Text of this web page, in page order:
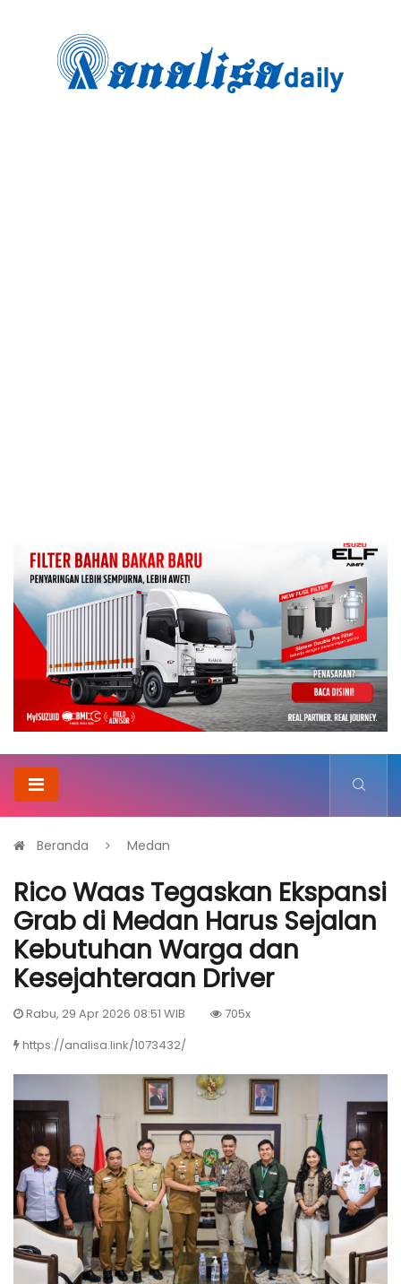
Beranda Medan
Rico Waas Tegaskan Ekspansi
Grab di Medan Harus Sejalan
Kebutuhan Warga dan
Kesejahteraan Driver
Rabu, 29 Apr 2026 08:51 WIB
705x
https://analisa.link/1073432/